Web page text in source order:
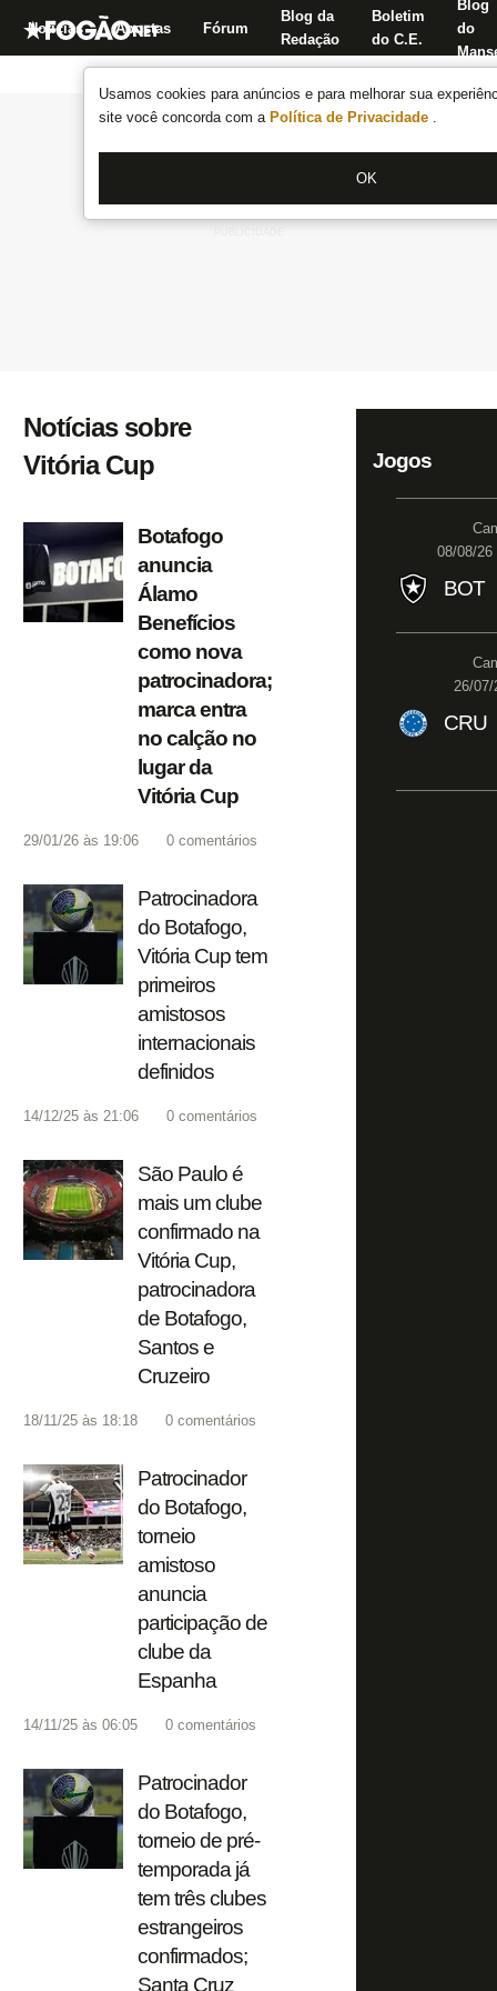
Usamos cookies para anúncios e para melhorar sua
site você concorda com a Política de Privacidade .
OK
Notícias Apostas Fórum
Blog da
Redação
Boletim
do C.E.
Blog
do
Notícias sobre
Vitória Cup
Botafogo
anuncia
Álamo
Benefícios
como nova
patrocinadora;
marca entra
no calção no
lugar da
Vitória Cup
29/01/26 às 19:06 0 comentários
Patrocinadora
do Botafogo,
Vitória Cup tem
primeiros
amistosos
internacionais
definidos
14/12/25 às 21:06 0 comentários
São Paulo é
mais um clube
confirmado na
Vitória Cup,
patrocinadora
de Botafogo,
Santos e
Cruzeiro
18/11/25 às 18:18 0 comentários
Patrocinador
do Botafogo,
torneio
amistoso
anuncia
participação de
clube da
Espanha
14/11/25 às 06:05 0 comentários
Patrocinador
do Botafogo,
torneio de pré-
temporada já
tem três clubes
estrangeiros
confirmados;
Santa Cruz
Jogos
08/08/
BOT
26/07/
CRU